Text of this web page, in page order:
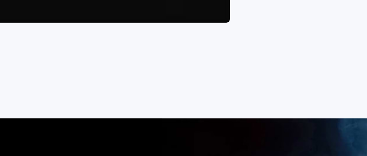
ATLETI ATLETICA